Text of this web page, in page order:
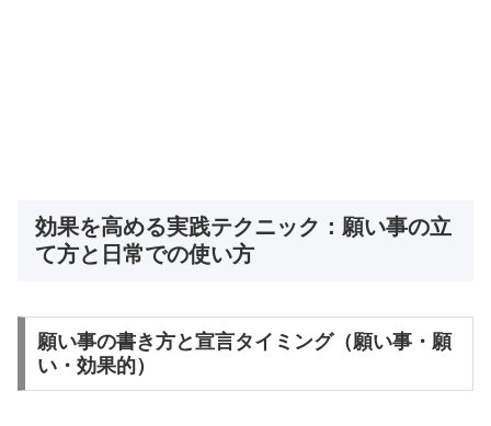
効果を高める実践テクニック：願い事の立
て方と日常での使い方
願い事の書き方と宣言タイミング（願い事・願
い・効果的）